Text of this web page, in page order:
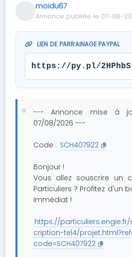
moidu67
Annonce publiée le 07-08-
LIEN DE PARRAINAGE PAYPAL
https://py.pl/2HPhbS
--- Annonce mise à
07/08/2026 ---
Code : SCH407922
Bonjour !
Vous allez souscrire un
Particuliers ? Profitez d'un
immédiat !
https://
cription-tel4/
code=SCH407922